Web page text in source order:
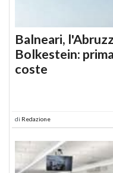
Balneari,
Bolkestein:
coste
di Redazione